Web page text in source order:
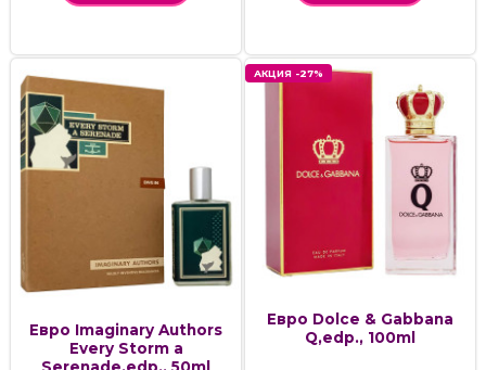
Евро Imaginary Authors
Every Storm a
Serenade,edp., 50ml
АКЦИЯ -27%
Евро Dolce & Gabbana
Q,edp., 100ml